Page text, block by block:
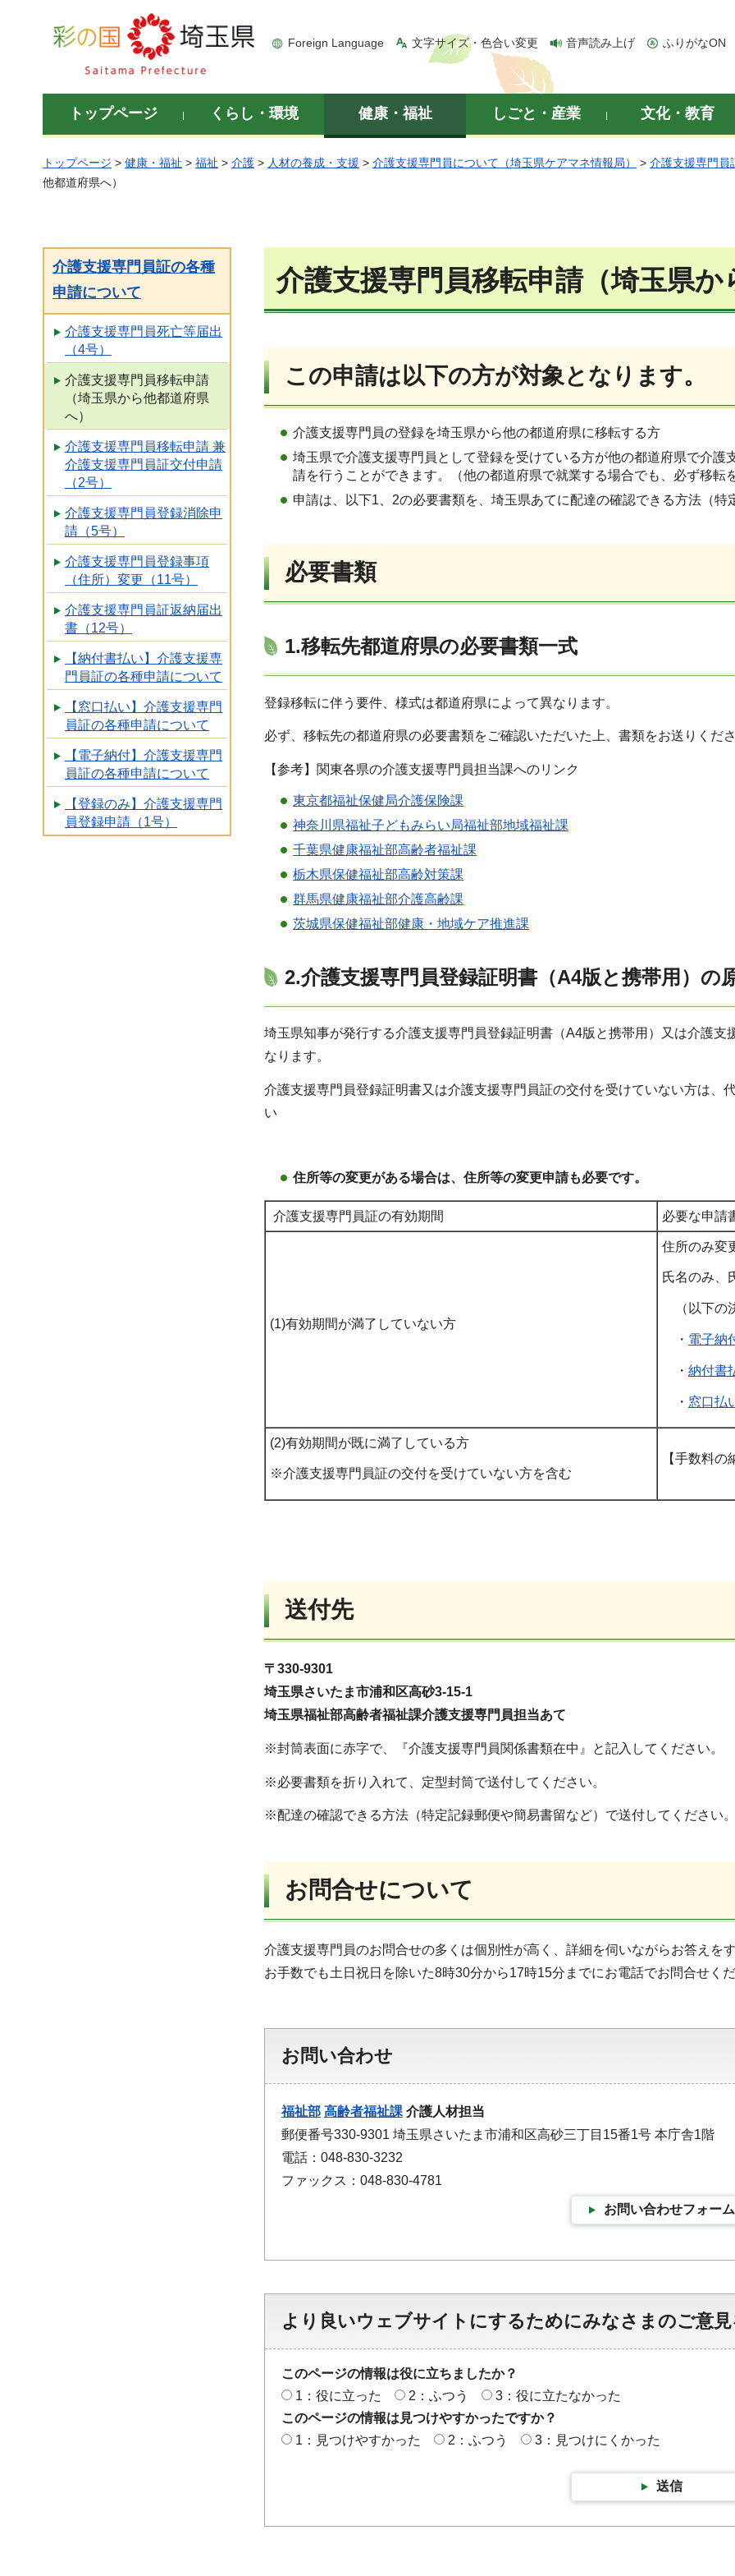
彩の国 埼玉県
Foreign Language 文字サイズ・色合い変更 音声読み上げ ふりがなON
トップページ くらし・環境 健康・福祉 しごと・産業 文化・教育
トップページ > 健康・福祉 > 福祉 > 介護 > 人材の養成・支援 > 介護支援専門員について（埼玉県ケアマネ情報局） > 介護支援専門員
他都道府県へ）
介護支援専門員証の各種
申請について
介護支援専門員死亡等届出
（4号）
介護支援専門員移転申請
（埼玉県から他都道府県
へ）
介護支援専門員移転申請 兼
介護支援専門員証交付申請
（2号）
介護支援専門員登録消除申
請（5号）
介護支援専門員登録事項
（住所）変更（11号）
介護支援専門員証返納届出
書（12号）
【納付書払い】介護支援専
門員証の各種申請について
【窓口払い】介護支援専門
員証の各種申請について
【電子納付】介護支援専門
員証の各種申請について
【登録のみ】介護支援専門
員登録申請（1号）
介護支援専門員移転申請（埼玉県
この申請は以下の方が対象となります。
介護支援専門員の登録を埼玉県から他の都道府県に移転する方
埼玉県で介護支援専門員として登録を受けている方が他の都道府県で介
請を行うことができます。（他の都道府県で就業する場合でも、必ず移転
申請は、以下1、2の必要書類を、埼玉県あてに配達の確認できる方法（
必要書類
1.移転先都道府県の必要書類一式
登録移転に伴う要件、様式は都道府県によって異なります。
必ず、移転先の都道府県の必要書類をご確認いただいた上、書類をお送りくだ
【参考】関東各県の介護支援専門員担当課へのリンク
東京都福祉保健局介護保険課
神奈川県福祉子どもみらい局福祉部地域福祉課
千葉県健康福祉部高齢者福祉課
栃木県保健福祉部高齢対策課
群馬県健康福祉部介護高齢課
茨城県保健福祉部健康・地域ケア推進課
2.介護支援専門員登録証明書（A4版と携帯用）の
埼玉県知事が発行する介護支援専門員登録証明書（A4版と携帯用）又は介護
なります。
介護支援専門員登録証明書又は介護支援専門員証の交付を受けていない方は、
い
住所等の変更がある場合は、住所等の変更申請も必要です。
介護支援専門員証の有効期間 必要な申請
(1)有効期間が満了していない方
住所のみ変
氏名のみ、
（以下の
・ 電子納
・ 納付書
・ 窓口払
(2)有効期間が既に満了している方
※介護支援専門員証の交付を受けていない方を含む
【手数料の
送付先
〒330-9301
埼玉県さいたま市浦和区高砂3-15-1
埼玉県福祉部高齢者福祉課介護支援専門員担当あて
※封筒表面に赤字で、『介護支援専門員関係書類在中』と記入してください。
※必要書類を折り入れて、定型封筒で送付してください。
※配達の確認できる方法（特定記録郵便や簡易書留など）で送付してください
お問合せについて
介護支援専門員のお問合せの多くは個別性が高く、詳細を伺いながらお答えを
お手数でも土日祝日を除いた8時30分から17時15分までにお電話でお問合せく
お問い合わせ
福祉部 高齢者福祉課 介護人材担当
郵便番号330-9301 埼玉県さいたま市浦和区高砂三丁目15番1号 本庁舎1階
電話：048-830-3232
ファックス：048-830-4781
お問い合わせフォーム
より良いウェブサイトにするためにみなさまのご意
このページの情報は役に立ちましたか？
1：役に立った
2：ふつう
3：役に立たなかった
このページの情報は見つけやすかったですか？
1：見つけやすかった
2：ふつう 3：見つけにくかった
送信